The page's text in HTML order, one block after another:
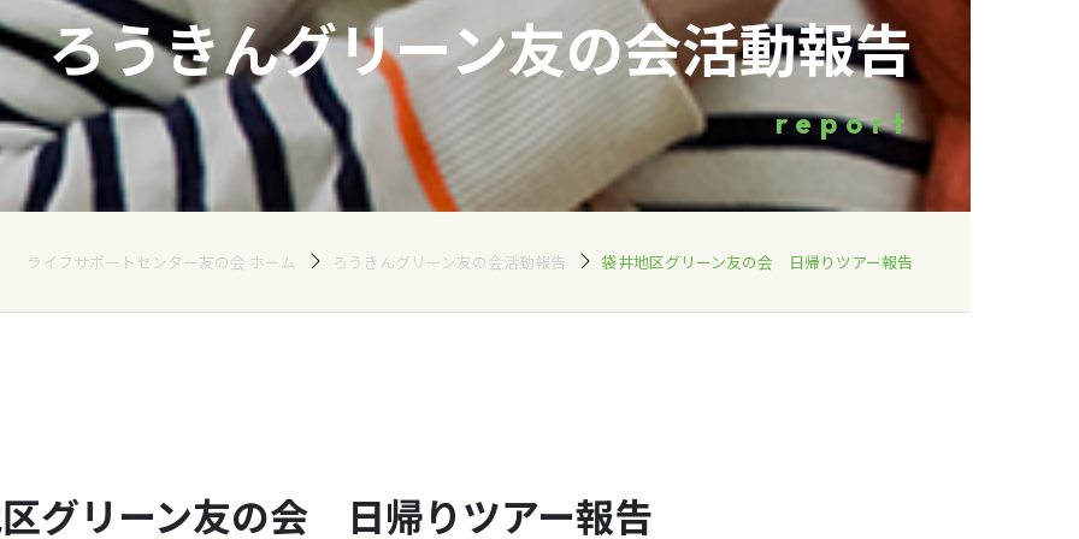
ろうきんグリーン友の会活動報告
report
ライフサポートセンター友の会 ホーム ろうきんグリーン友の会活動報告 袋井地区グリーン友の会 日帰りツアー報告
グリーン友の会 日帰りツアー報告